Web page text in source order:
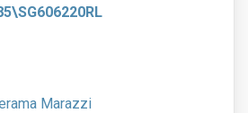
Marazzi